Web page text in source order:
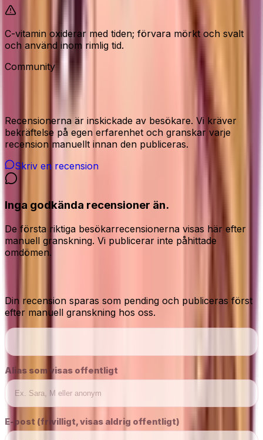
C-vitamin oxiderar med tiden; förvara mörkt och svalt
och använd inom rimlig tid.
Community
Recensioner från våra besökare
Recensionerna är inskickade av besökare. Vi kräver
bekräftelse på egen erfarenhet och granskar varje
recension manuellt innan den publiceras.
Skriv en recension
Inga godkända recensioner än.
De första riktiga besökarrecensionerna visas här efter
manuell granskning. Vi publicerar inte påhittade
omdömen.
Din recension sparas som pending och publiceras först
efter manuell granskning hos oss.
Alias som visas offentligt
E-post (frivilligt, visas aldrig offentligt)